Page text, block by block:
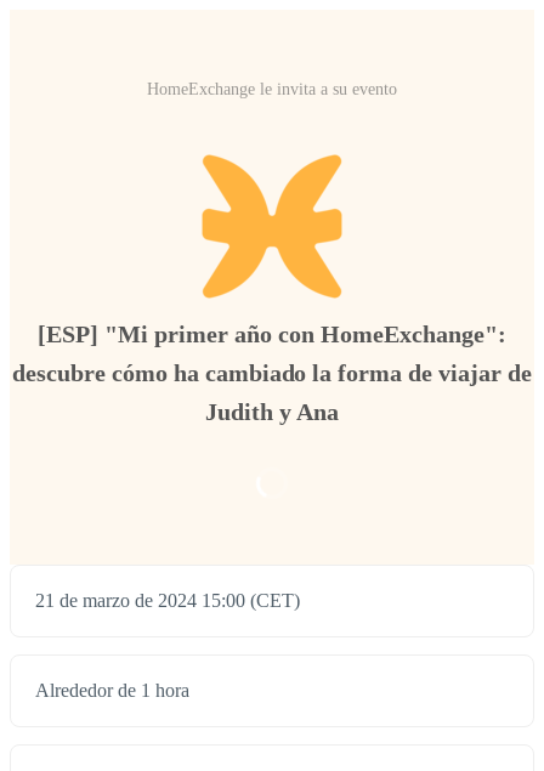
HomeExchange le invita a su evento
[ESP] "Mi primer año con HomeExchange":
descubre cómo ha cambiado la forma de viajar de
Judith y Ana
21 de marzo de 2024 15:00 (CET)
Alrededor de 1 hora